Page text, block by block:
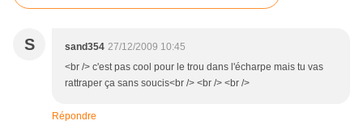
S sand354 27/12/2009 10:45
<br /> c'est pas cool pour le trou dans l'écharpe mais tu vas
rattraper ça sans soucis<br /> <br /> <br />
Répondre